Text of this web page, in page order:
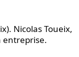
Nicolas Toueix,
entreprise.